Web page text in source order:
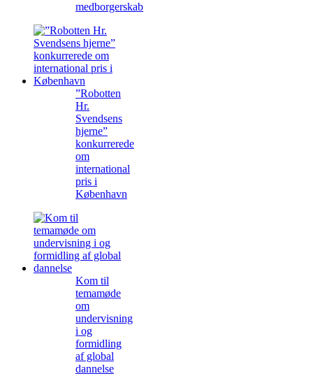
medborgerskab
”Robotten
Hr.
Svendsens
hjerne”
konkurrerede
om
international
pris i
København
Kom til
temamøde
om
undervisning
i og
formidling
af global
dannelse